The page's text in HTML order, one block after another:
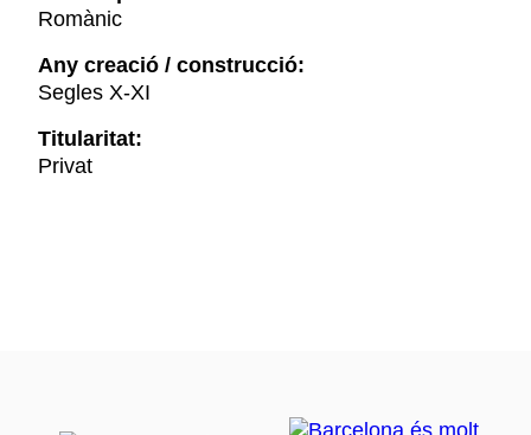
Romànic
Any creació / construcció:
Segles X-XI
Titularitat:
Privat